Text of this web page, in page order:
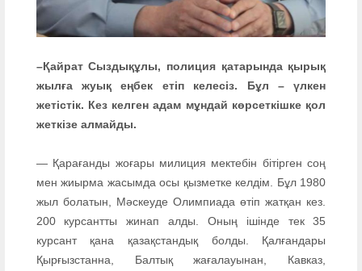
–Қайрат Сыздықұлы, полиция қатарында қырық
жылға жуық еңбек етіп келесіз. Бұл – үлкен
жетістік. Кез келген адам мұндай көрсеткішке қол
жеткізе алмайды.
— Қарағанды жоғары милиция мектебін бітірген соң
мен жиырма жасымда осы қызметке келдім. Бұл 1980
жыл болатын, Мәскеуде Олимпиада өтіп жатқан кез.
200 курсантты жинап алды. Оның ішінде тек 35
курсант қана қазақстандық болды. Қалғандары
Қырғызстанна, Балтық жағалауынан, Кавказ,